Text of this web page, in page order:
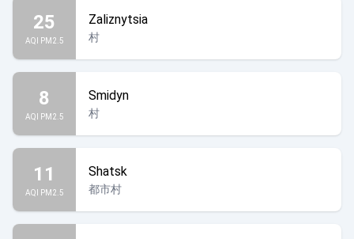
25
AQI PM2.5
Zaliznytsia
村
8
AQI PM2.5
Smidyn
村
11
AQI PM2.5
Shatsk
都市村